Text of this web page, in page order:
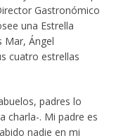
Gastronómico
una Estrella
Mar, Ángel
cuatro estrellas
padres lo
charla-. Mi padre es
nadie en mi